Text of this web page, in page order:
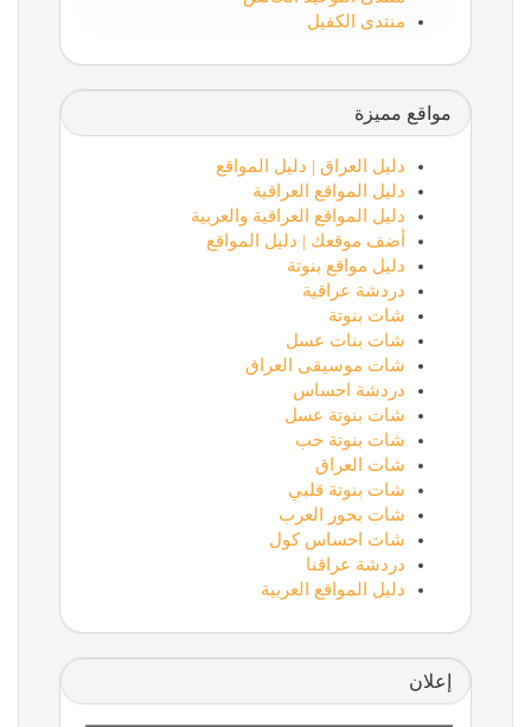
منتدى الكفيل
مواقع مميزة
دليل العراق | دليل المواقع
دليل المواقع العراقية
دليل المواقع العراقية والعربية
أضف موقعك | دليل المواقع
دليل مواقع بنوتة
دردشة عراقية
شات بنوتة
شات بنات عسل
شات موسيقى العراق
دردشة احساس
شات بنوتة عسل
شات بنوتة حب
شات العراق
شات بنوتة قلبي
شات بحور العرب
شات احساس كول
دردشة عراقنا
دليل المواقع العربية
إعلان